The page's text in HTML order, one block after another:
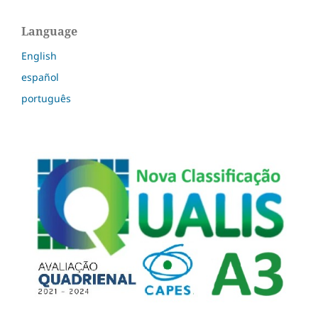
Language
English
español
português